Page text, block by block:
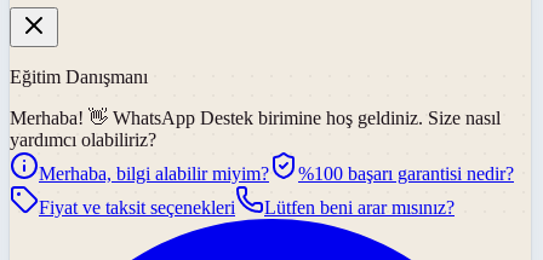
Eğitim Danışmanı
Merhaba! 👋 WhatsApp Destek birimine hoş geldiniz. Size nasıl
yardımcı olabiliriz?
Merhaba, bilgi alabilir miyim?
%100 başarı garantisi nedir?
Fiyat ve taksit seçenekleri
Lütfen beni arar mısınız?